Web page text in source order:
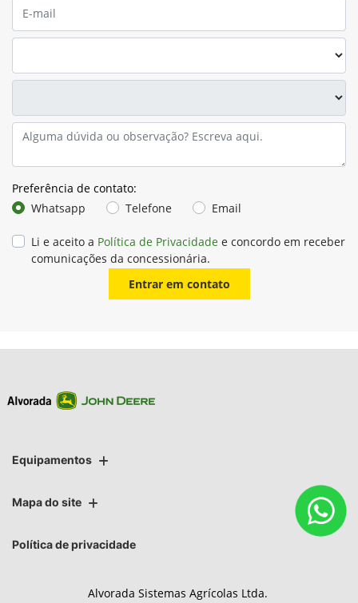
Preferência de contato:
Whatsapp
Telefone Email
Li e aceito a Política de Privacidade e concordo em receber
comunicações da concessionária.
Entrar em contato
Equipamentos
Mapa do site
Política de privacidade
Alvorada Sistemas Agrícolas Ltda.